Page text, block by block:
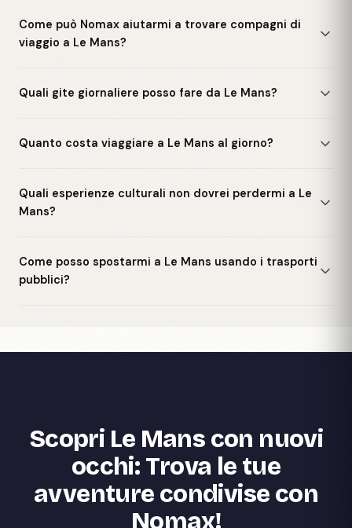
Come può Nomax aiutarmi a trovare compagni di
viaggio a Le Mans?
Quali gite giornaliere posso fare da Le Mans?
Quanto costa viaggiare a Le Mans al giorno?
Quali esperienze culturali non dovrei perdermi a Le
Mans?
Come posso spostarmi a Le Mans usando i trasporti
pubblici?
Scopri Le Mans con nuovi
occhi: Trova le tue
avventure condivise con
Nomax!